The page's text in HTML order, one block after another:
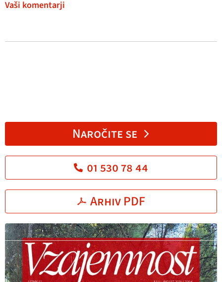
Vaši komentarji
Naročite se
01 530 78 44
Arhiv PDF